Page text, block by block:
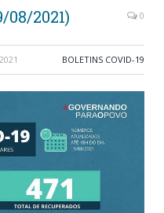
08/2021) 0
BOLETINS COVID-19